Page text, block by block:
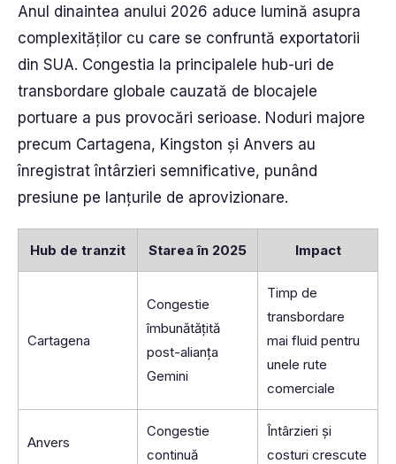
Anul dinaintea anului 2026 aduce lumină asupra
complexităților cu care se confruntă exportatorii
din SUA. Congestia la principalele hub-uri de
transbordare globale cauzată de blocajele
portuare a pus provocări serioase. Noduri majore
precum Cartagena, Kingston și Anvers au
înregistrat întârzieri semnificative, punând
presiune pe lanțurile de aprovizionare.
Hub de tranzit Starea în 2025 Impact
Cartagena
Congestie
îmbunătățită
post-alianța
Gemini
Timp de
transbordare
mai fluid pentru
unele rute
comerciale
Anvers
Congestie
continuă
Întârzieri și
costuri crescute